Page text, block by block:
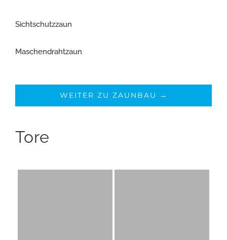
Sichtschutzzaun
Maschendrahtzaun
WEITER ZU ZAUNBAU →
Tore